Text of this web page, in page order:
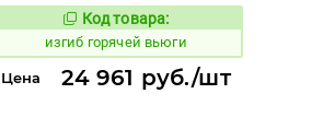
Код товара:
565139 Код товара:
изгиб горячей вьюги
Цена 24 961 руб./шт